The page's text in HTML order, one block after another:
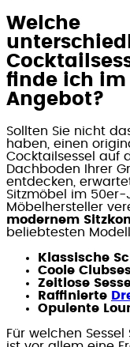
Welche
finde ich im
Angebot?
Sollten Sie nicht
haben, einen
Cocktailsessel auf
Dachboden Ihrer
entdecken,
Sitzmöbel im
Möbelhersteller
modernem
beliebtesten
Klassische
Coole
Zeitlose
Raffinierte
Opulente
Für welchen